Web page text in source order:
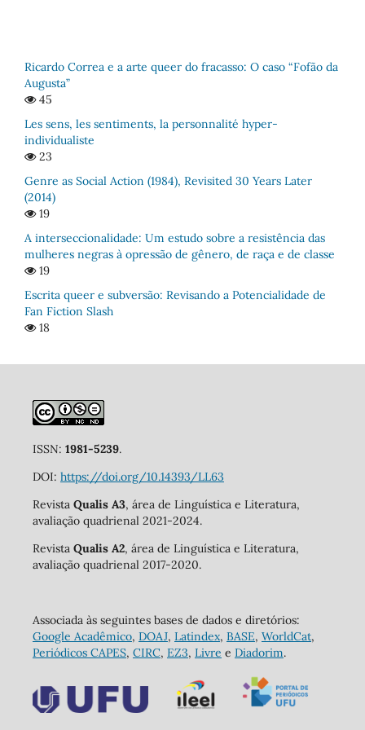
Ricardo Correa e a arte queer do fracasso: O caso “Fofão da
Augusta”
45
Les sens, les sentiments, la personnalité hyper-
individualiste
23
Genre as Social Action (1984), Revisited 30 Years Later
(2014)
19
A interseccionalidade: Um estudo sobre a resistência das
mulheres negras à opressão de gênero, de raça e de classe
19
Escrita queer e subversão: Revisando a Potencialidade de
Fan Fiction Slash
18
ISSN: 1981-5239.
DOI: https://doi.org/10.14393/LL63
Revista Qualis A3, área de Linguística e Literatura,
avaliação quadrienal 2021-2024.
Revista Qualis A2, área de Linguística e Literatura,
avaliação quadrienal 2017-2020.
Associada às seguintes bases de dados e diretórios:
Google Acadêmico, DOAJ, Latindex, BASE, WorldCat,
Periódicos CAPES, CIRC, EZ3, Livre e Diadorim.